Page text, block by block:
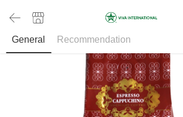
General Recommendation